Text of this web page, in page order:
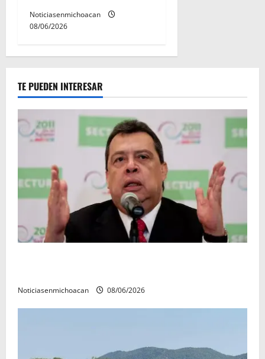
Noticiasenmichoacan
08/06/2026
TE PUEDEN INTERESAR
Noticiasenmichoacan 08/06/2026